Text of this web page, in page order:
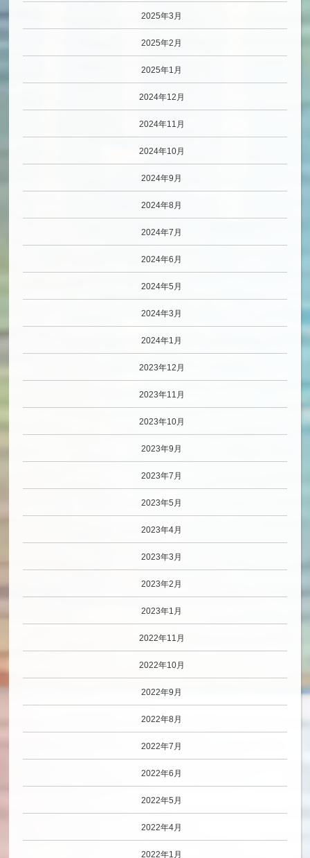
2025年3月
2025年2月
2025年1月
2024年12月
2024年11月
2024年10月
2024年9月
2024年8月
2024年7月
2024年6月
2024年5月
2024年3月
2024年1月
2023年12月
2023年11月
2023年10月
2023年9月
2023年7月
2023年5月
2023年4月
2023年3月
2023年2月
2023年1月
2022年11月
2022年10月
2022年9月
2022年8月
2022年7月
2022年6月
2022年5月
2022年4月
2022年1月